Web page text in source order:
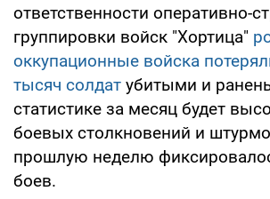
ответственности оперативно-
группировки войск "Хортица"
оккупационные войска
тысяч солдат убитыми и
статистике за месяц будет
боевых столкновений и
прошлую неделю
боев.